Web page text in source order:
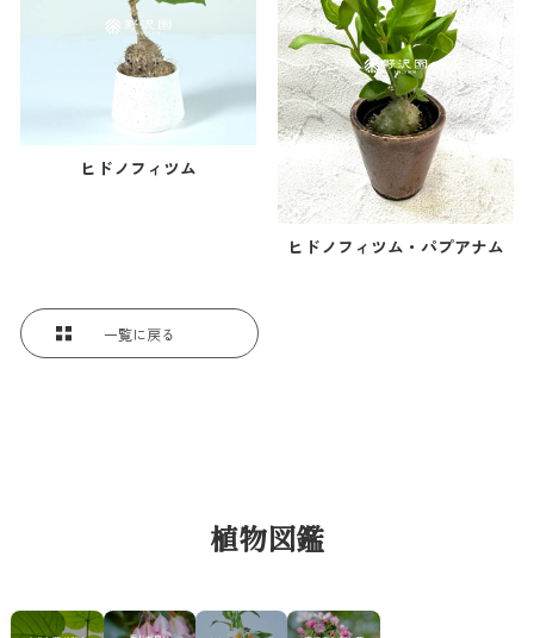
ヒドノフィツム
ヒドノフィツム・パプアナム
一覧に戻る
植物図鑑